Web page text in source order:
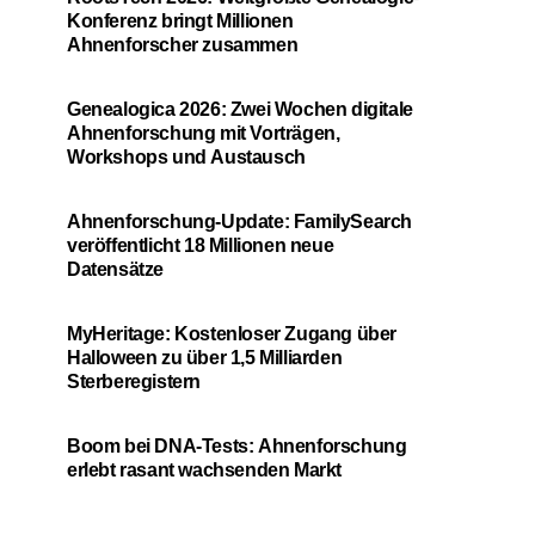
Konferenz bringt Millionen
Ahnenforscher zusammen
Genealogica 2026: Zwei Wochen digitale
Ahnenforschung mit Vorträgen,
Workshops und Austausch
Ahnenforschung-Update: FamilySearch
veröffentlicht 18 Millionen neue
Datensätze
MyHeritage: Kostenloser Zugang über
Halloween zu über 1,5 Milliarden
Sterberegistern
Boom bei DNA-Tests: Ahnenforschung
erlebt rasant wachsenden Markt